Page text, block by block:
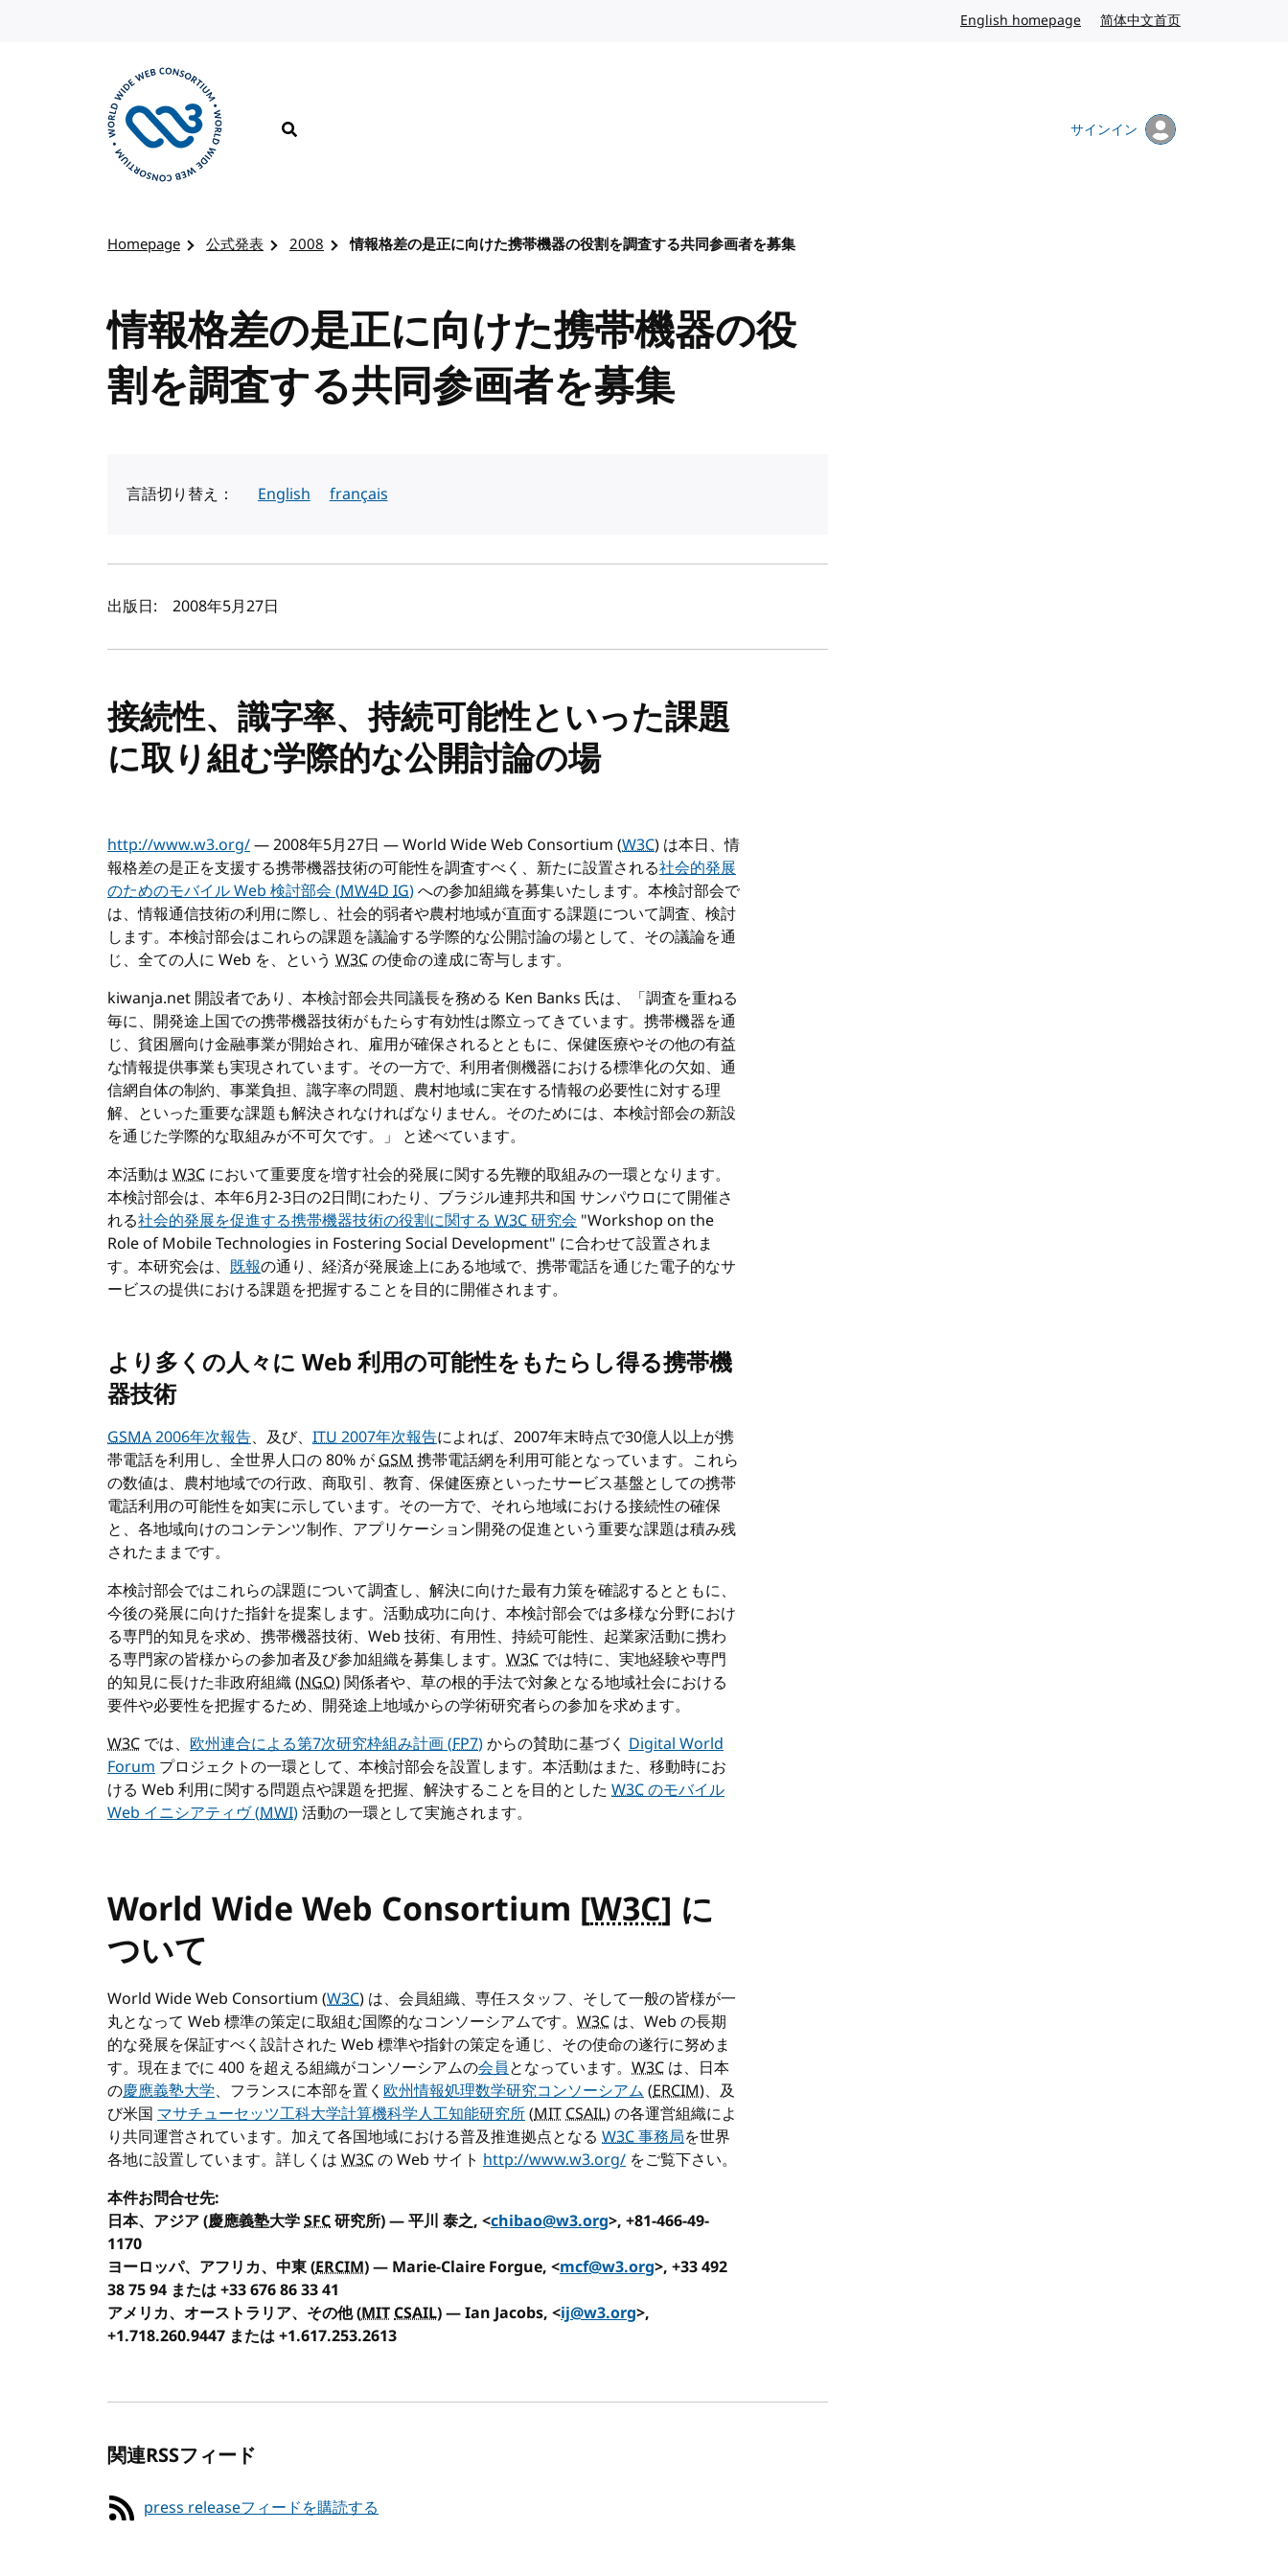
English homepage 英語简体中文首页
検索
サインイン
Homepage 公式発表 2008 情報格差の是正に向けた携帯機器の役割を調査する共同参画者を募集
情報格差の是正に向けた携帯機器の役
割を調査する共同参画者を募集
言語切り替え： English français
著者と公開日
出版日: 2008年5月27日
接続性、識字率、持続可能性といった課題
に取り組む学際的な公開討論の場
http://www.w3.org/— 2008年5月27日 — World Wide Web Consortium (W3C) は本日、情
報格差の是正を支援する携帯機器技術の可能性を調査すべく、新たに設置される社会的発展
のためのモバイル Web 検討部会 (MW4DIG)への参加組織を募集いたします。本検討部会で
は、情報通信技術の利用に際し、社会的弱者や農村地域が直面する課題について調査、検討
します。本検討部会はこれらの課題を議論する学際的な公開討論の場として、その議論を通
じ、全ての人に Web を、という W3Cの使命の達成に寄与します。
kiwanja.net 開設者であり、本検討部会共同議長を務める Ken Banks 氏は、「調査を重ねる
毎に、開発途上国での携帯機器技術がもたらす有効性は際立ってきています。携帯機器を通
じ、貧困層向け金融事業が開始され、雇用が確保されるとともに、保健医療やその他の有益
な情報提供事業も実現されています。その一方で、利用者側機器における標準化の欠如、通
信網自体の制約、事業負担、識字率の問題、農村地域に実在する情報の必要性に対する理
解、といった重要な課題も解決されなければなりません。そのためには、本検討部会の新設
を通じた学際的な取組みが不可欠です。」 と述べています。
本活動は W3C において重要度を増す社会的発展に関する先鞭的取組みの一環となります。
本検討部会は、本年6月2-3日の2日間にわたり、ブラジル連邦共和国 サンパウロにて開催さ
れる社会的発展を促進する携帯機器技術の役割に関するW3C研究会 "Workshop on the
Role of Mobile Technologies in Fostering Social Development" に合わせて設置されま
す。本研究会は、 既報の通り、経済が発展途上にある地域で、携帯電話を通じた電子的なサ
ービスの提供における課題を把握することを目的に開催されます。
より多くの人々に Web 利用の可能性をもたらし得る携帯機
器技術
GSMA2006年次報告、及び、 ITU2007年次報告によれば、2007年末時点で30億人以上が携
帯電話を利用し、全世界人口の 80% がGSM携帯電話網を利用可能となっています。これら
の数値は、農村地域での行政、商取引、教育、保健医療といったサービス基盤としての携帯
電話利用の可能性を如実に示しています。その一方で、それら地域における接続性の確保
と、各地域向けのコンテンツ制作、アプリケーション開発の促進という重要な課題は積み残
されたままです。
本検討部会ではこれらの課題について調査し、解決に向けた最有力策を確認するとともに、
今後の発展に向けた指針を提案します。活動成功に向け、本検討部会では多様な分野におけ
る専門的知見を求め、携帯機器技術、Web 技術、有用性、持続可能性、起業家活動に携わ
る専門家の皆様からの参加者及び参加組織を募集します。 W3C では特に、実地経験や専門
的知見に長けた非政府組織 (NGO) 関係者や、草の根的手法で対象となる地域社会における
要件や必要性を把握するため、開発途上地域からの学術研究者らの参加を求めます。
W3C では、 欧州連合による第7次研究枠組み計画 (FP7)からの賛助に基づく Digital World
Forum プロジェクトの一環として、本検討部会を設置します。本活動はまた、移動時にお
ける Web 利用に関する問題点や課題を把握、解決することを目的とした W3Cのモバイル
Web イニシアティヴ (MWI)活動の一環として実施されます。
World Wide Web Consortium [W3C] に
ついて
World Wide Web Consortium (W3C) は、会員組織、専任スタッフ、そして一般の皆様が一
丸となって Web 標準の策定に取組む国際的なコンソーシアムです。 W3C は、Web の長期
的な発展を保証すべく設計された Web 標準や指針の策定を通じ、その使命の遂行に努めま
す。現在までに 400 を超える組織がコンソーシアムの会員となっています。 W3C は、日本
の慶應義塾大学、フランスに本部を置く 欧州情報処理数学研究コンソーシアム(ERCIM)、及
び米国 マサチューセッツ工科大学計算機科学人工知能研究所(MITCSAIL) の各運営組織によ
り共同運営されています。加えて各国地域における普及推進拠点となる W3C事務局を世界
各地に設置しています。詳しくは W3Cの Web サイト http://www.w3.org/ をご覧下さい。
本件お問合せ先:
日本、アジア(慶應義塾大学SFC研究所) — 平川 泰之, <chibao@w3.org>, +81-466-49-
1170
ヨーロッパ、アフリカ、中東(ERCIM) — Marie-Claire Forgue, <mcf@w3.org>, +33 492
38 75 94 または +33 676 86 33 41
アメリカ、オーストラリア、その他(MITCSAIL) — Ian Jacobs, <ij@w3.org>,
+1.718.260.9447 または +1.617.253.2613
関連RSSフィード
press releaseフィードを購読する